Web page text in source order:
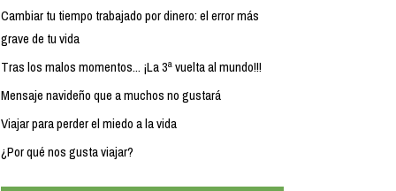
Cambiar tu tiempo trabajado por dinero: el error más
grave de tu vida
Tras los malos momentos... ¡La 3ª vuelta al mundo!!!
Mensaje navideño que a muchos no gustará
Viajar para perder el miedo a la vida
¿Por qué nos gusta viajar?